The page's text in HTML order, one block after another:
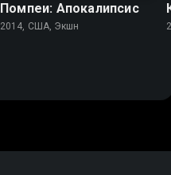
Помпеи: Апокалипсис
2014, США, Экшн